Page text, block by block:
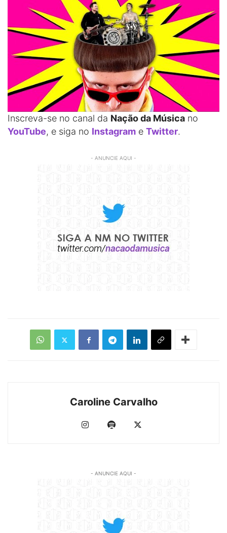
Inscreva-se no canal da Nação da Música no
YouTube, e siga no Instagram e Twitter.
- ANUNCIE AQUI -
Caroline Carvalho
- ANUNCIE AQUI -